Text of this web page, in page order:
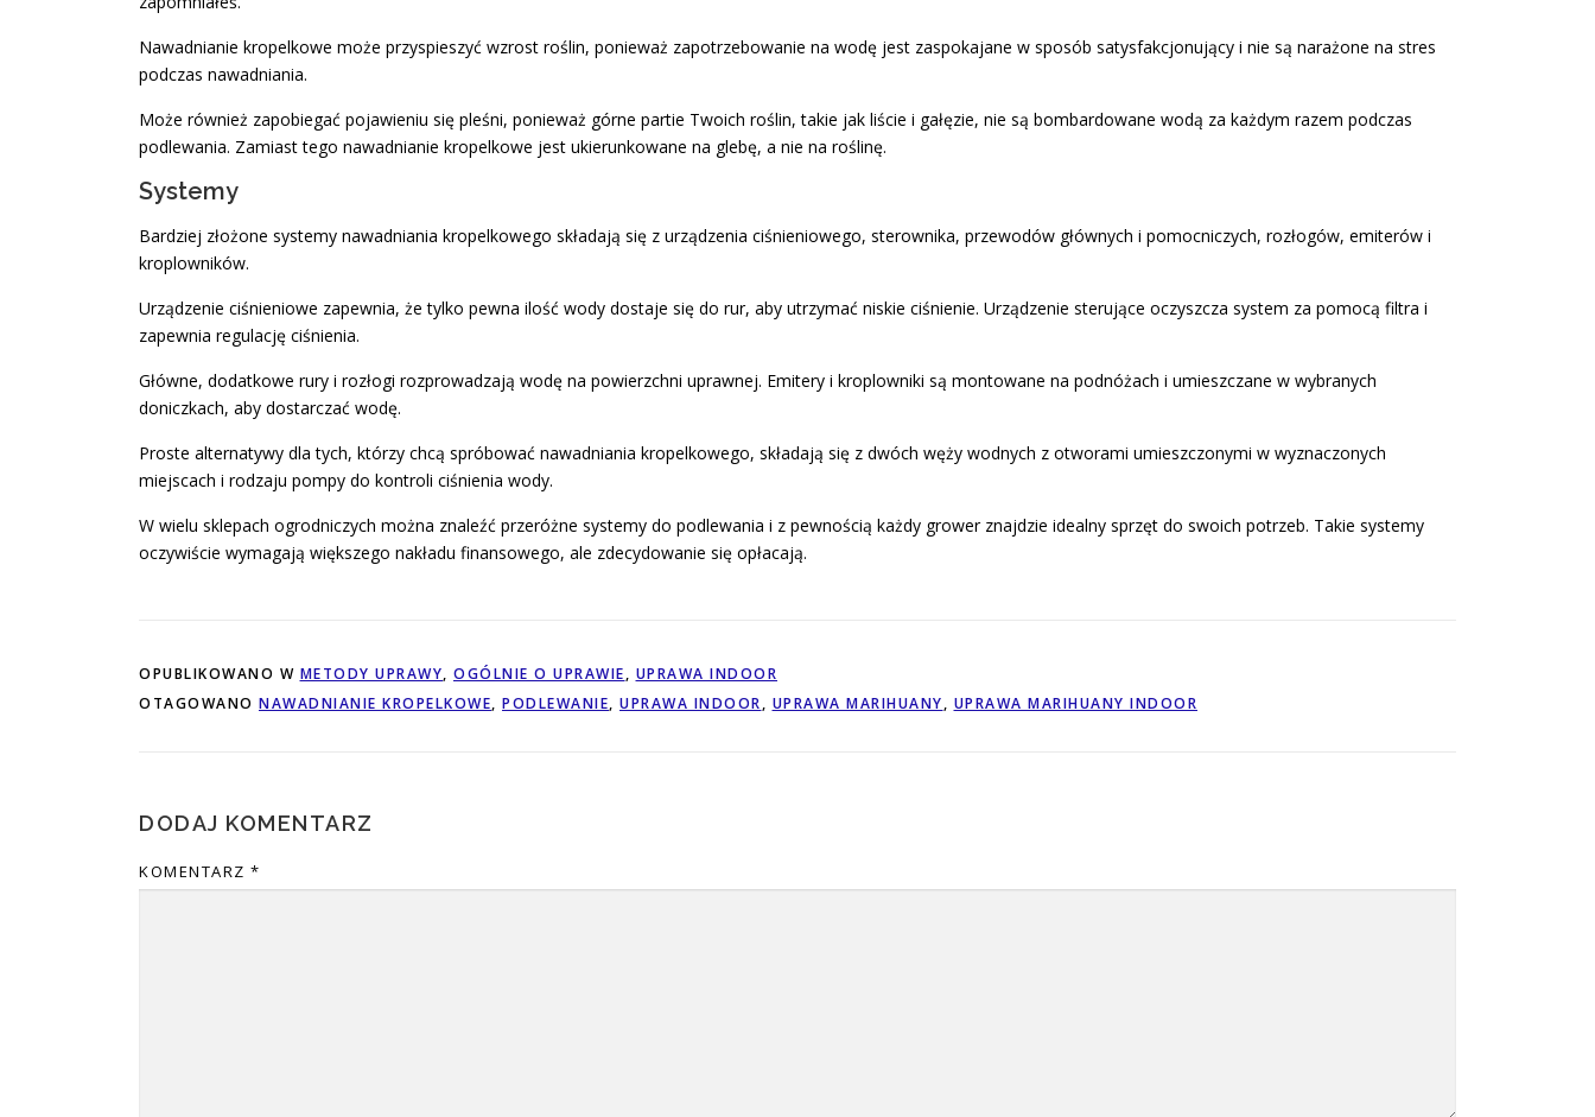
Nawadnianie kropelkowe może przyspieszyć wzrost roślin, ponieważ zapotrzebowanie na wodę jest zaspokajane w sposób satysfakcjonujący i nie są narażone na stres
podczas nawadniania.
Może również zapobiegać pojawieniu się pleśni, ponieważ górne partie Twoich roślin, takie jak liście i gałęzie, nie są bombardowane wodą za każdym razem podczas
podlewania. Zamiast tego nawadnianie kropelkowe jest ukierunkowane na glebę, a nie na roślinę.
Systemy
Bardziej złożone systemy nawadniania kropelkowego składają się z urządzenia ciśnieniowego, sterownika, przewodów głównych i pomocniczych, rozłogów, emiterów i
kroplowników.
Urządzenie ciśnieniowe zapewnia, że tylko pewna ilość wody dostaje się do rur, aby utrzymać niskie ciśnienie. Urządzenie sterujące oczyszcza system za pomocą filtra i
zapewnia regulację ciśnienia.
Główne, dodatkowe rury i rozłogi rozprowadzają wodę na powierzchni uprawnej. Emitery i kroplowniki są montowane na podnóżach i umieszczane w wybranych
doniczkach, aby dostarczać wodę.
Proste alternatywy dla tych, którzy chcą spróbować nawadniania kropelkowego, składają się z dwóch węży wodnych z otworami umieszczonymi w wyznaczonych
miejscach i rodzaju pompy do kontroli ciśnienia wody.
W wielu sklepach ogrodniczych można znaleźć przeróżne systemy do podlewania i z pewnością każdy grower znajdzie idealny sprzęt do swoich potrzeb. Takie systemy
oczywiście wymagają większego nakładu finansowego, ale zdecydowanie się opłacają.
OPUBLIKOWANO W METODY UPRAWY, OGÓLNIE O UPRAWIE, UPRAWA INDOOR
OTAGOWANO NAWADNIANIE KROPELKOWE, PODLEWANIE, UPRAWA INDOOR, UPRAWA MARIHUANY, UPRAWA MARIHUANY INDOOR
DODAJ KOMENTARZ
KOMENTARZ *